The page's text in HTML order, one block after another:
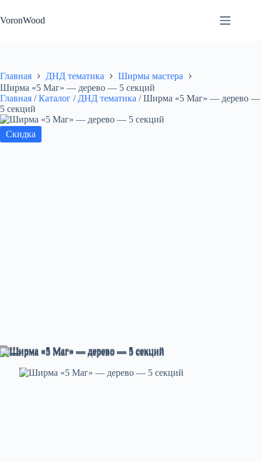
к
сути
VoronWood
Главная ДНД тематика
Ширмы мастера
Ширма «5 Маг» — дерево — 5 секций
Главная / Каталог / ДНД тематика / Ширма «5 Маг» — дерево —
5 секций
Скидка